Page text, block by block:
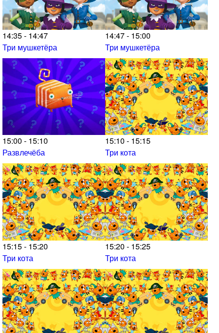
14:35 - 14:47
Три мушкетёра
14:47 - 15:00
Три мушкетёра
15:00 - 15:10
Развлечёба
15:10 - 15:15
Три кота
15:15 - 15:20
Три кота
15:20 - 15:25
Три кота